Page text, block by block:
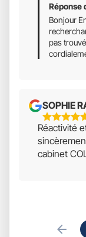
Réponse
Bonjour
pas
SOPHIE
5
Étoiles
Sur
5
Réactivité
cabinet